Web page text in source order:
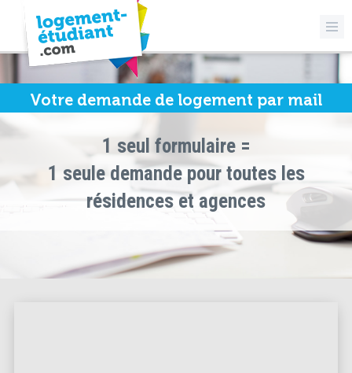
Votre demande de logement par mail
1 seul formulaire =
1 seule demande pour toutes les
résidences et agences